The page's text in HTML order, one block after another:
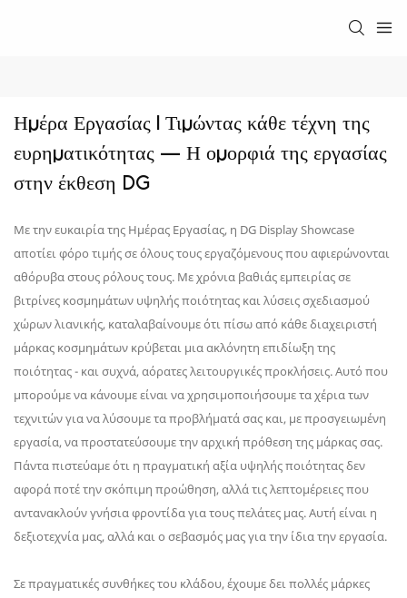
Ημέρα Εργασίας | Τιμώντας κάθε τέχνη της
ευρηματικότητας — Η ομορφιά της εργασίας
στην έκθεση DG
Με την ευκαιρία της Ημέρας Εργασίας, η DG Display Showcase
αποτίει φόρο τιμής σε όλους τους εργαζόμενους που αφιερώνονται
αθόρυβα στους ρόλους τους. Με χρόνια βαθιάς εμπειρίας σε
βιτρίνες κοσμημάτων υψηλής ποιότητας και λύσεις σχεδιασμού
χώρων λιανικής, καταλαβαίνουμε ότι πίσω από κάθε διαχειριστή
μάρκας κοσμημάτων κρύβεται μια ακλόνητη επιδίωξη της
ποιότητας - και συχνά, αόρατες λειτουργικές προκλήσεις. Αυτό που
μπορούμε να κάνουμε είναι να χρησιμοποιήσουμε τα χέρια των
τεχνιτών για να λύσουμε τα προβλήματά σας και, με προσγειωμένη
εργασία, να προστατεύσουμε την αρχική πρόθεση της μάρκας σας.
Πάντα πιστεύαμε ότι η πραγματική αξία υψηλής ποιότητας δεν
αφορά ποτέ την σκόπιμη προώθηση, αλλά τις λεπτομέρειες που
αντανακλούν γνήσια φροντίδα για τους πελάτες μας. Αυτή είναι η
δεξιοτεχνία μας, αλλά και ο σεβασμός μας για την ίδια την εργασία.
Σε πραγματικές συνθήκες του κλάδου, έχουμε δει πολλές μάρκες